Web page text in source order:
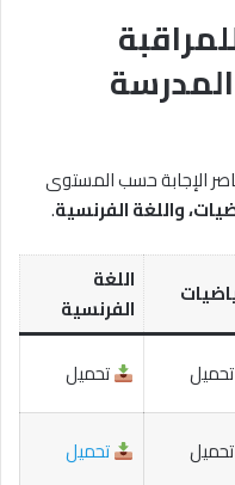
الإجابة حسب المستوى
واللغة الفرنسية.
اللغة
الفرنسية
تحميل
تحميل
تحميل
تحميل